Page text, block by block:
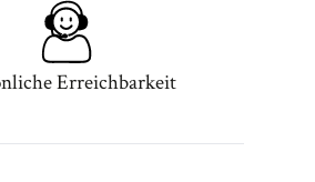
Erreichbarkeit